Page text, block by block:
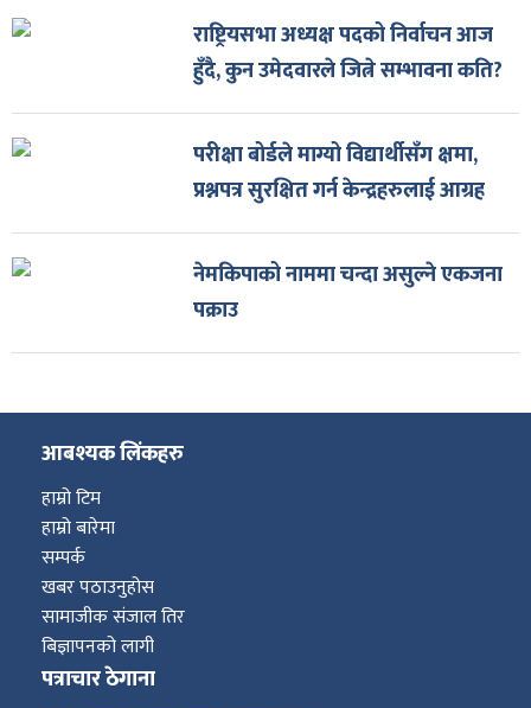
राष्ट्रियसभा अध्यक्ष पदको निर्वाचन आज
हुँदै, कुन उमेदवारले जित्ने सम्भावना कति?
परीक्षा बोर्डले माग्यो विद्यार्थीसँग क्षमा,
प्रश्नपत्र सुरक्षित गर्न केन्द्रहरुलाई आग्रह
नेमकिपाको नाममा चन्दा असुल्ने एकजना
पक्राउ
आबश्यक लिंकहरु
हाम्रो टिम
हाम्रो बारेमा
सम्पर्क
खबर पठाउनुहोस
सामाजीक संजाल तिर
बिज्ञापनको लागी
पत्राचार ठेगाना